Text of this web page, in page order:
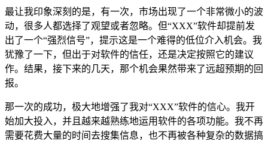
最让我印象深刻的是，有一次，市场出现了一个非常微小的波
动，很多人都选择了观望或者忽略。但“XXX”软件却提前发
出了一个“强烈信号”，提示这是一个难得的低位介入机会。我
犹豫了一下，但出于对软件的信任，还是决定按照它的建议
作。结果，接下来的几天，那个机会果然带来了远超预期的回
报。
那一次的成功，极大地增强了我对“XXX”软件的信心。我开
始加大投入，并且越来越熟练地运用软件的各项功能。我不再
需要花费大量的时间去搜集信息，也不再被各种复杂的数据搞